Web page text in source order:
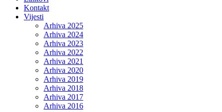
Kontakt
Vijesti
Arhiva 2025
Arhiva 2024
Arhiva 2023
Arhiva 2022
Arhiva 2021
Arhiva 2020
Arhiva 2019
Arhiva 2018
Arhiva 2017
Arhiva 2016